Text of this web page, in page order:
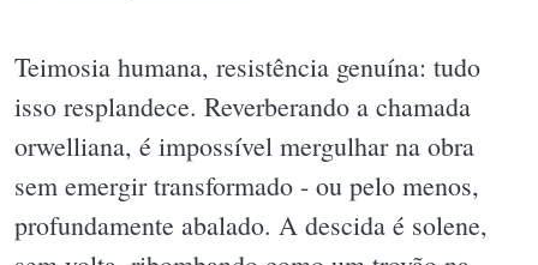
Teimosia humana, resistência genuína: tudo
isso resplandece. Reverberando a chamada
orwelliana, é impossível mergulhar na obra
sem emergir transformado - ou pelo menos,
profundamente abalado. A descida é solene,